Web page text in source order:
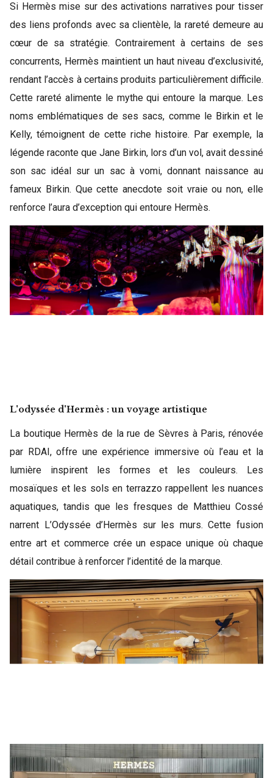
Si Hermès mise sur des activations narratives pour tisser
des liens profonds avec sa clientèle, la rareté demeure au
cœur de sa stratégie. Contrairement à certains de ses
concurrents, Hermès maintient un haut niveau d’exclusivité,
rendant l’accès à certains produits particulièrement difficile.
Cette rareté alimente le mythe qui entoure la marque. Les
noms emblématiques de ses sacs, comme le Birkin et le
Kelly, témoignent de cette riche histoire. Par exemple, la
légende raconte que Jane Birkin, lors d’un vol, avait dessiné
son sac idéal sur un sac à vomi, donnant naissance au
fameux Birkin. Que cette anecdote soit vraie ou non, elle
renforce l’aura d’exception qui entoure Hermès.
L'odyssée d'Hermès : un voyage artistique
La boutique Hermès de la rue de Sèvres à Paris, rénovée
par RDAI, offre une expérience immersive où l’eau et la
lumière inspirent les formes et les couleurs. Les
mosaïques et les sols en terrazzo rappellent les nuances
aquatiques, tandis que les fresques de Matthieu Cossé
narrent L’Odyssée d’Hermès sur les murs. Cette fusion
entre art et commerce crée un espace unique où chaque
détail contribue à renforcer l’identité de la marque.